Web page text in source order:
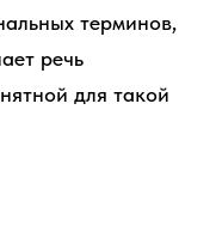
терминов,
речь
для такой